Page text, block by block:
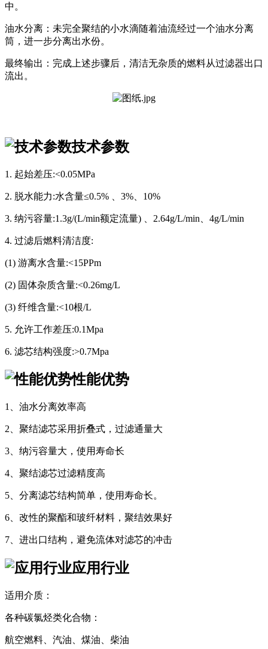
中。
油水分离：未完全聚结的小水滴随着油流经过一个油水分离
筒，进一步分离出水份。
最终输出：完成上述步骤后，清洁无杂质的燃料从过滤器出口
流出。
技术参数
1. 起始差压:<0.05MPa
2. 脱水能力:水含量≤0.5% 、3%、10%
3. 纳污容量:1.3g/(L/min额定流量) 、2.64g/L/min、4g/L/min
4. 过滤后燃料清洁度:
(1) 游离水含量:<15PPm
(2) 固体杂质含量:<0.26mg/L
(3) 纤维含量:<10根/L
5. 允许工作差压:0.1Mpa
6. 滤芯结构强度:>0.7Mpa
性能优势
1、油水分离效率高
2、聚结滤芯采用折叠式，过滤通量大
3、纳污容量大，使用寿命长
4、聚结滤芯过滤精度高
5、分离滤芯结构简单，使用寿命长。
6、改性的聚酯和玻纤材料，聚结效果好
7、进出口结构，避免流体对滤芯的冲击
应用行业
适用介质：
各种碳氯烃类化合物：
航空燃料、汽油、煤油、柴油